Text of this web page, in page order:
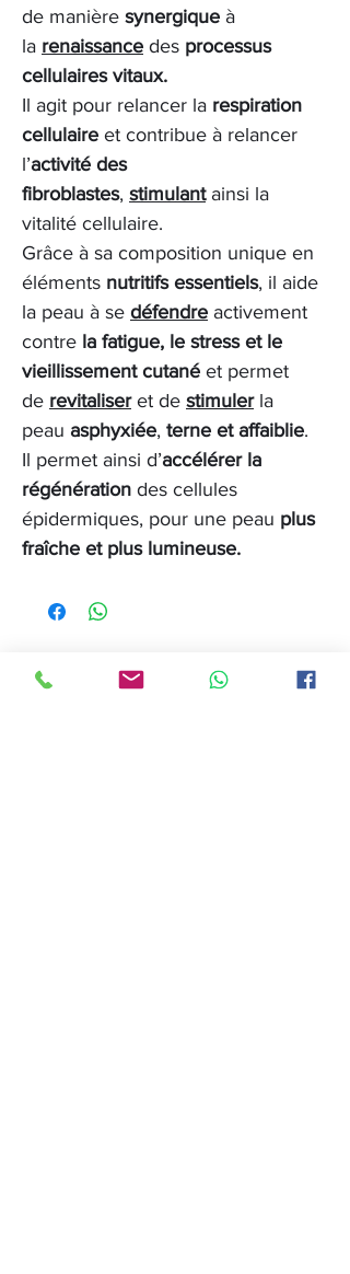
de manière synergique à
la renaissance des processus
cellulaires vitaux.
Il agit pour relancer la respiration
cellulaire et contribue à relancer
l’activité des
fibroblastes, stimulantainsi la
vitalité cellulaire.
Grâce à sa composition unique en
éléments nutritifs essentiels, il aide
la peau à se défendre activement
contre la fatigue, le stress et le
vieillissement cutané et permet
de revitaliseret de stimulerla
peau asphyxiée, terne et affaiblie.
Il permet ainsi d’accélérer la
régénération des cellules
épidermiques, pour une peau plus
fraîche et plus lumineuse.
Articles